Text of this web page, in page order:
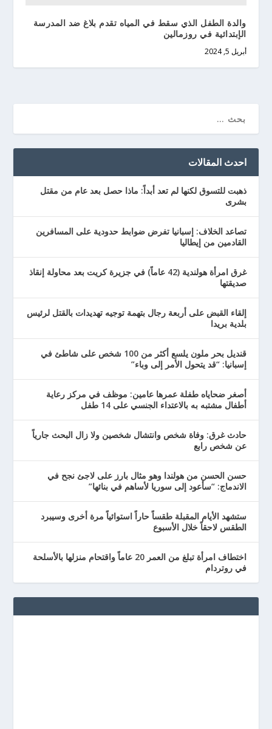
والدة الطفل الذي سقط في المياه تقدم بلاغ ضد المدرسة
الإبتدائية في روزمالين
أبريل 5, 2024
احدث المقالات
ذهبت للتسوق لكنها لم تعد أبداً: ماذا حصل بعد عام من مقتل
بشرى
تصاعد الخلاف: إسبانيا تفرض ضوابط حدودية على المسافرين
القادمين من إيطاليا
غرق امرأة هولندية (42 عاماً) في جزيرة كريت بعد محاولة إنقاذ
صديقتها
إلقاء القبض على أربعة رجال بتهمة توجيه تهديدات بالقتل لرئيس
بلدية بريدا
قنديل بحر ملون يلسع أكثر من 100 شخص على شاطئ في
إسبانيا: “قد يتحول الأمر إلى وباء”
أصغر ضحاياه طفلة عمرها عامين: موظف في مركز رعاية
أطفال مشتبه به بالاعتداء الجنسي على 14 طفل
حادث غرق: وفاة شخص وانتشال شخصين ولا زال البحث جارياً
عن شخص رابع
حسن الحسن من هولندا وهو مثال بارز على لاجئ نجح في
الاندماج: “سأعود إلى سوريا لأساهم في بنائها”
ستشهد الأيام المقبلة طقساً حاراً استوائياً مرة أخرى وسيبرد
الطقس لاحقاً خلال الأسبوع
اختطاف امرأة تبلغ من العمر 20 عاماً واقتحام منزلها بالأسلحة
في روتردام